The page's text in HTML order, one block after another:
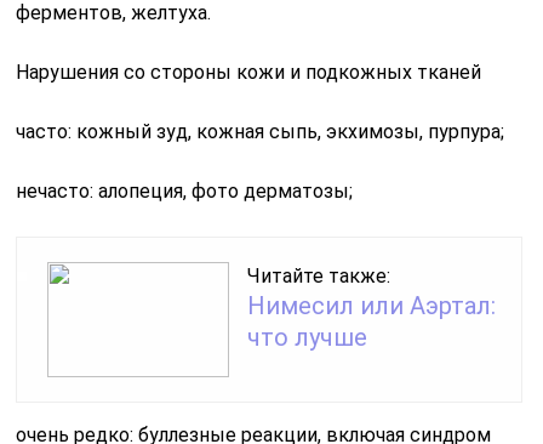
ферментов, желтуха.
Нарушения со стороны кожи и подкожных тканей
часто: кожный зуд, кожная сыпь, экхимозы, пурпура;
нечасто: алопеция, фото дерматозы;
Читайте также:
Нимесил или Аэртал:
что лучше
очень редко: буллезные реакции, включая синдром